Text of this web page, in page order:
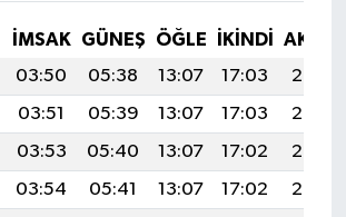
İMSAK GÜNEŞ ÖĞLE İKINDI
03:50 05:38 13:07 17:03
20:26
03:51 05:39 13:07 17:03
20:25
03:53 05:40 13:07 17:02
20:24
03:54 05:41 13:07 17:02
20:23